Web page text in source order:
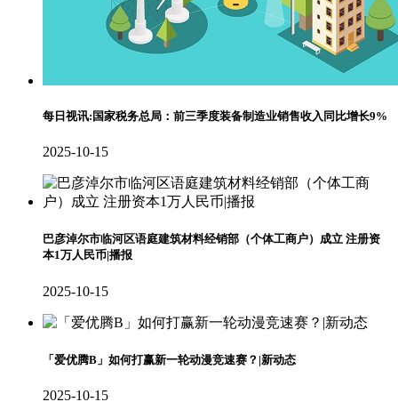
每日视讯:国家税务总局：前三季度装备制造业销售收入同比增长9%
2025-10-15
巴彦淖尔市临河区语庭建筑材料经销部（个体工商户）成立 注册资
本1万人民币|播报
2025-10-15
「爱优腾B」如何打赢新一轮动漫竞速赛？|新动态
2025-10-15